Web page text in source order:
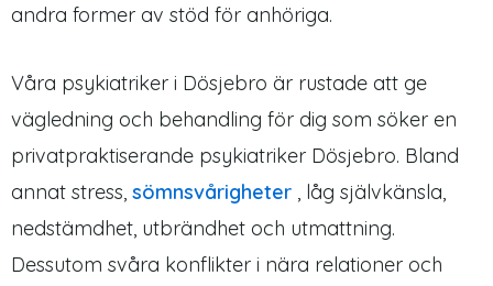
andra former av stöd för anhöriga.
Våra psykiatriker i Dösjebro är rustade att ge
vägledning och behandling för dig som söker en
privatpraktiserande psykiatriker Dösjebro. Bland
annat stress, sömnsvårigheter , låg självkänsla,
nedstämdhet, utbrändhet och utmattning.
Dessutom svåra konflikter i nära relationer och